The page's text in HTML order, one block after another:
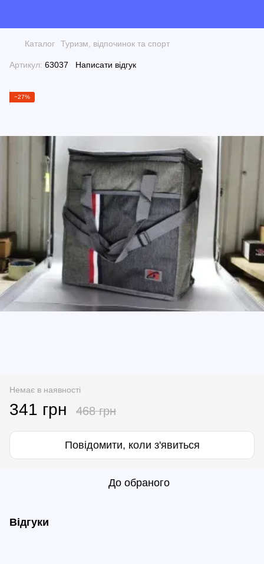
Каталог Туризм, відпочинок та спорт
Артикул: 63037 Написати відгук
−27%
Немає в наявності
341 грн 468 грн
Повідомити, коли з'явиться
До обраного
Відгуки